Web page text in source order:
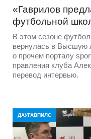
«Гаврилов
футбольной
В этом сезоне
вернулась в Высшую
о прочем порталу
правления клуба
перевод интервью.
ДАУГАВПИЛС